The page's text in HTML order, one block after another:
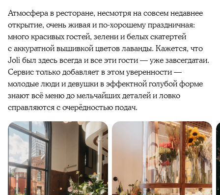
Атмосфера в ресторане, несмотря на совсем недавнее
открытие, очень живая и по-хорошему праздничная:
много красивых гостей, зелени и белых скатертей
с аккуратной вышивкой цветов лаванды. Кажется, что
Joli был здесь всегда и все эти гости — уже завсегдатаи.
Сервис только добавляет в этом уверенности —
молодые люди и девушки в эффектной голубой форме
знают всё меню до мельчайших деталей и ловко
справляются с очерёдностью подач.